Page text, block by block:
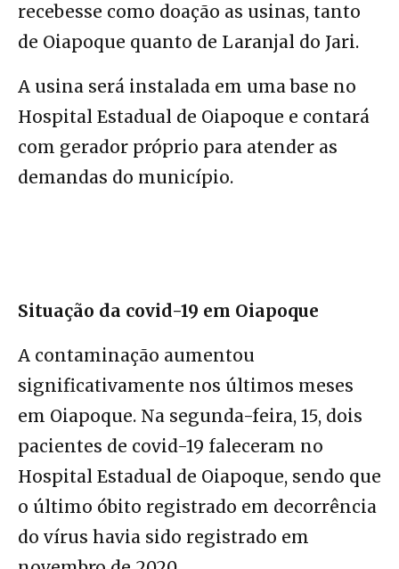
recebesse como doação as usinas, tanto
de Oiapoque quanto de Laranjal do Jari.
A usina será instalada em uma base no
Hospital Estadual de Oiapoque e contará
com gerador próprio para atender as
demandas do município.
Situação da covid-19 em Oiapoque
A contaminação aumentou
significativamente nos últimos meses
em Oiapoque. Na segunda-feira, 15, dois
pacientes de covid-19 faleceram no
Hospital Estadual de Oiapoque, sendo que
o último óbito registrado em decorrência
do vírus havia sido registrado em